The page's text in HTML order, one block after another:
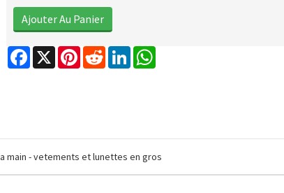
Facebook
X PinterestRedditLinkedIn
main - vetements et lunettes en gros